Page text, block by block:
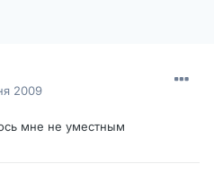
2009
мне не уместным